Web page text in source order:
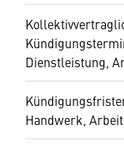
Dienstleistung,
Handwerk,